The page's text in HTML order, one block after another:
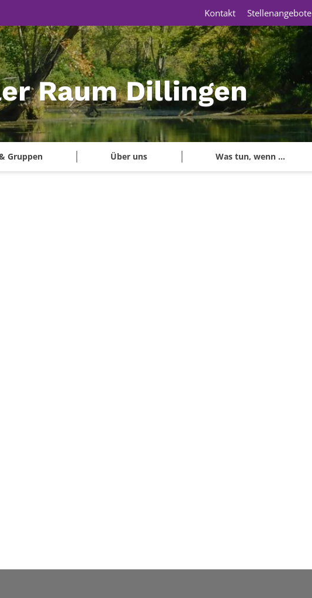
Raum Dillingen
Gruppen Über uns Was tun, wenn ...
Kontakt Stellenangebote